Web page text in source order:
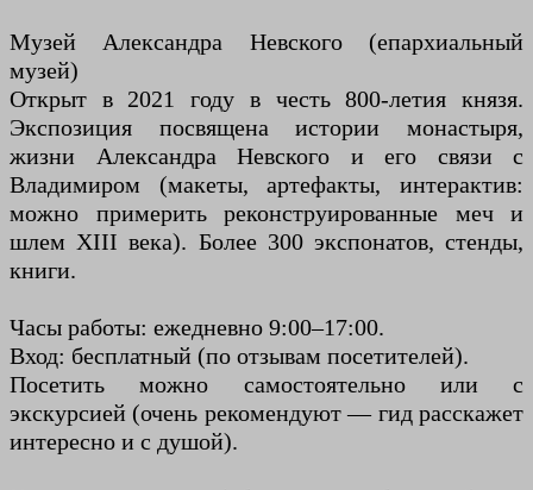
Музей Александра Невского (епархиальный
музей)
Открыт в 2021 году в честь 800-летия князя.
Экспозиция посвящена истории монастыря,
жизни Александра Невского и его связи с
Владимиром (макеты, артефакты, интерактив:
можно примерить реконструированные меч и
шлем XIII века). Более 300 экспонатов, стенды,
книги.
Часы работы: ежедневно 9:00–17:00.
Вход: бесплатный (по отзывам посетителей).
Посетить можно самостоятельно или с
экскурсией (очень рекомендуют — гид расскажет
интересно и с душой).